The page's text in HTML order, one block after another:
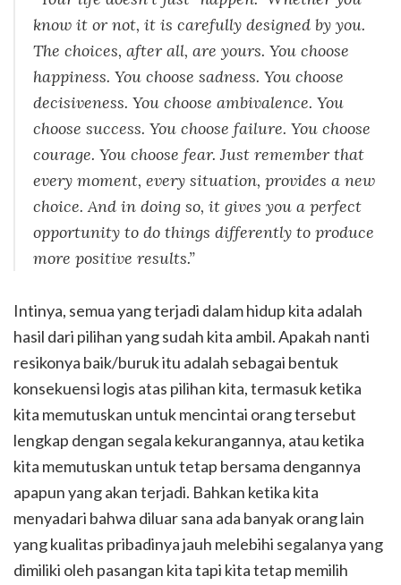
know it or not, it is carefully designed by you.
The choices, after all, are yours. You choose
happiness. You choose sadness. You choose
decisiveness. You choose ambivalence. You
choose success. You choose failure. You choose
courage. You choose fear. Just remember that
every moment, every situation, provides a new
choice. And in doing so, it gives you a perfect
opportunity to do things differently to produce
more positive results.”
Intinya, semua yang terjadi dalam hidup kita adalah
hasil dari pilihan yang sudah kita ambil. Apakah nanti
resikonya baik/buruk itu adalah sebagai bentuk
konsekuensi logis atas pilihan kita, termasuk ketika
kita memutuskan untuk mencintai orang tersebut
lengkap dengan segala kekurangannya, atau ketika
kita memutuskan untuk tetap bersama dengannya
apapun yang akan terjadi. Bahkan ketika kita
menyadari bahwa diluar sana ada banyak orang lain
yang kualitas pribadinya jauh melebihi segalanya yang
dimiliki oleh pasangan kita tapi kita tetap memilih